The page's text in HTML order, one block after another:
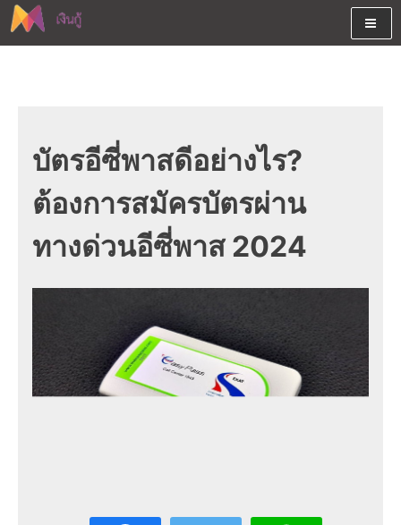
Skip
to
เงินสด และมีรีไฟแนนซ์ด้วย
บัตรอีซี่พาสดีอย่างไร?
ต้องการสมัครบัตรผ่าน
ทางด่วนอีซี่พาส 2024